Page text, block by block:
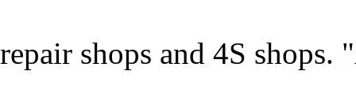
repair shops and 4S shops.